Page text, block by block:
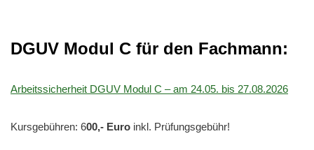
DGUV Modul C für den Fachmann:
Arbeitssicherheit DGUV Modul C – am 24.05. bis 27.08.2026
Kursgebühren: 600,- Euro inkl. Prüfungsgebühr!